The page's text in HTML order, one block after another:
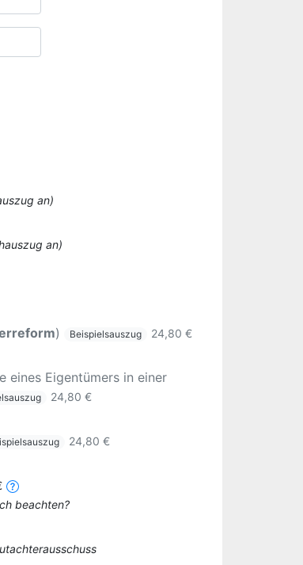
an)
an)
) Beispielsauszug
24,80 €
eines Eigentümers in einer
24,80 €
24,80 €
beachten?